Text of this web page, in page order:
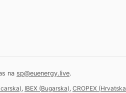
na sp@euenergy.live.
), IBEX (Bugarska), CROPEX (Hrvatska